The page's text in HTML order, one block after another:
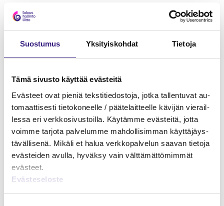
Suos­tu­mus Yk­si­tyis­koh­dat Tie­to­ja
Tämä si­vus­to käyt­tää eväs­tei­tä
Eväs­teet ovat pie­niä teks­ti­tie­dos­to­ja, jotka tal­len­tu­vat au­
to­maat­ti­ses­ti tie­to­ko­neel­le / pää­te­lait­teel­le kä­vi­jän vie­rail­
les­sa eri verk­ko­si­vus­toil­la. Käy­täm­me eväs­tei­tä, jotta
voim­me tar­jo­ta pal­ve­lum­me mah­dol­li­sim­man käyt­tä­jäys­
tä­väl­li­se­nä. Mi­kä­li et halua verk­ko­pal­ve­lun saa­van tie­to­ja
eväs­tei­den avul­la, hy­väk­sy vain vält­tä­mät­tö­mim­mät
eväs­teet.
Eväs­te­se­los­te
Palk­ka­hal­lin­to